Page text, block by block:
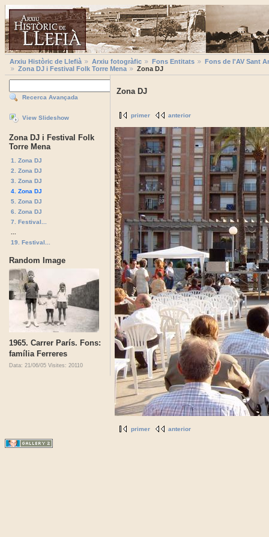
Arxiu Històric de Llefià Arxiu fotogràfic Fons Entitats
Fons de l'AV Sant
Zona DJ i Festival Folk Torre Mena
Zona DJ
Recerca Avançada
View Slideshow
Zona DJ i Festival Folk
Torre Mena
1. Zona DJ
2. Zona DJ
3. Zona DJ
4. Zona DJ
5. Zona DJ
6. Zona DJ
7. Festival...
19. Festival...
Random Image
1965. Carrer París. Fons:
família Ferreres
Data: 21/06/05 Visites: 20110
Zona DJ
primer anterior
primer anterior